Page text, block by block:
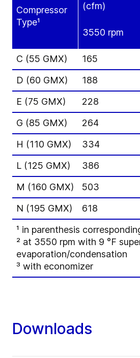
Compressor
Type¹
(cfm)
3550 rpm
C (55 GMX)
165
D (60 GMX)
188
E (75 GMX)
228
G (85 GMX)
264
H (110 GMX)
334
L (125 GMX)
386
M (160 GMX)
503
N (195 GMX)
618
¹ in parenthesis
² at 3550 rpm with 9 °F
evaporation/condensation
³ with economizer
Downloads